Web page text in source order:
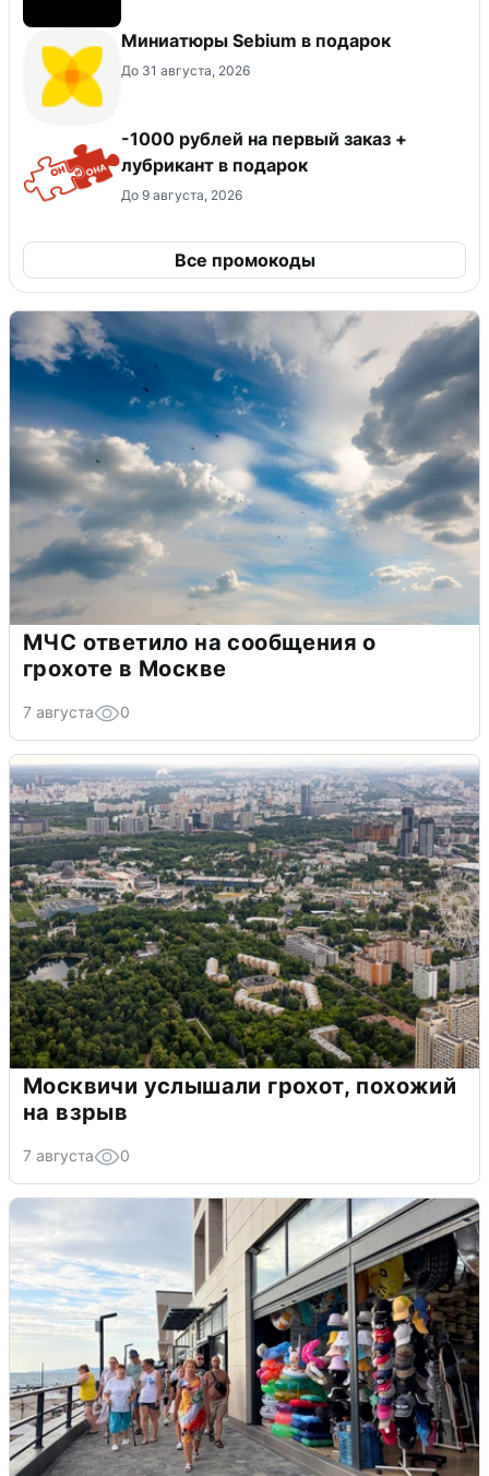
Миниатюры Sebium в подарок
До 31 августа, 2026
-1000 рублей на первый заказ +
лубрикант в подарок
До 9 августа, 2026
Все промокоды
МЧС ответило на сообщения о
грохоте в Москве
7 августа 0
Москвичи услышали грохот, похожий
на взрыв
7 августа 0